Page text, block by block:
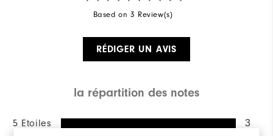
Based on 3 Review(s)
RÉDIGER UN AVIS
la répartition des notes
5 Etoiles 3